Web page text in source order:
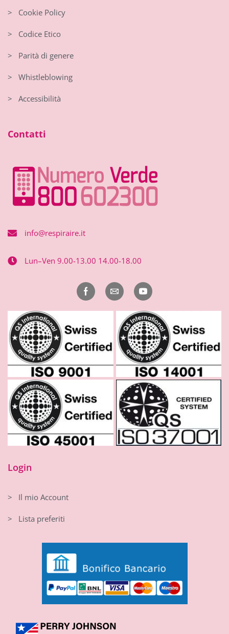
> Cookie Policy
> Codice Etico
> Parità di genere
> Whistleblowing
> Accessibilità
Contatti
info@respiraire.it
Lun–Ven 9.00-13.00 14.00-18.00
Login
> Il mio Account
> Lista preferiti